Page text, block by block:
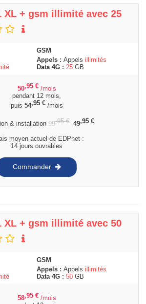
XL + gsm illimité avec 25
GSM
Appels : Appels illimités
Data 4G : 25 GB
50,95 € /mois
pendant 12 mois,
puis 54,95 €/mois
& installation99,95€ 49,95 €
moyen actuel de EDPnet :
14 jours ouvrables
Commander
XL + gsm illimité avec 50
GSM
Appels : Appels illimités
Data 4G : 50 GB
58,95 € /mois